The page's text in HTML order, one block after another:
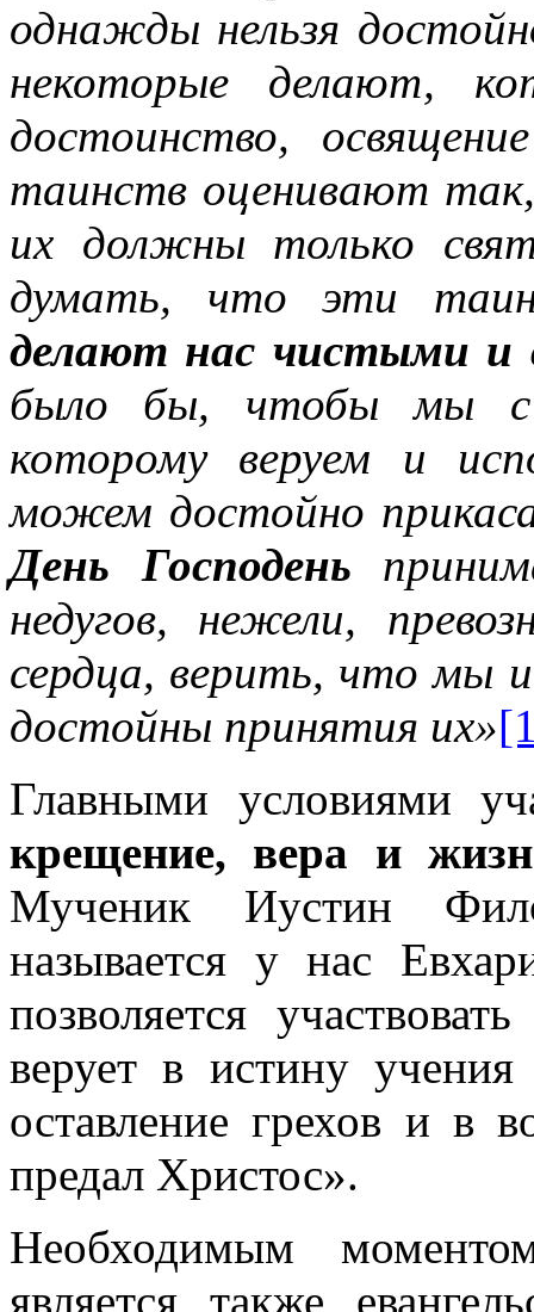
однажды нельзя
некоторые делают,
достоинство,
таинств оценивают
их должны только
думать, что эти
делают нас чистыми и
было бы, чтобы мы с
которому веруем и
можем достойно
День Господень
недугов, нежели,
сердца, верить, что мы
достойны принятия их»
Главными условиями
крещение, вера и
Мученик Иустин
называется у нас
позволяется
верует в истину
оставление грехов и в
предал Христос».
Необходимым
является также